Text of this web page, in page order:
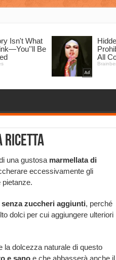
ricetta
una gustosa marmellata di
eccessivamente gli
pietanze.
senza zuccheri aggiunti, perché
dolci per cui aggiungere ulteriori
la dolcezza naturale di questo
e sanoe che abbasserà anche il